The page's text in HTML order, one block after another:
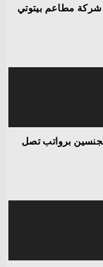
شركة مطاعم بيتوتي
برواتب تصل